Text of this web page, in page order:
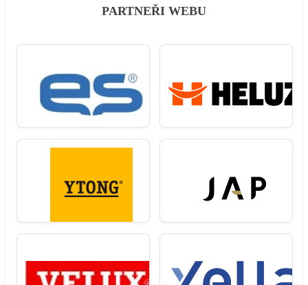
PARTNEŘI WEBU